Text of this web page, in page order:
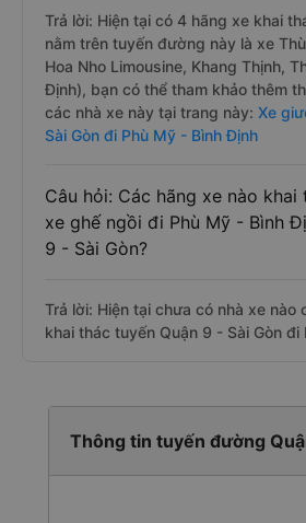
Trả lời: Hiện tại có 4 hãng xe khai
nằm trên tuyến đường này là xe
Hoa Nho Limousine, Khang Thịnh,
Định), bạn có thể tham khảo thêm
các nhà xe này tại trang này: Xe
Sài Gòn đi Phù Mỹ - Bình Định
Câu hỏi: Các hãng xe nào khai
xe ghế ngồi đi Phù Mỹ - Bình
9 - Sài Gòn?
Trả lời: Hiện tại chưa có nhà xe nào
khai thác tuyến Quận 9 - Sài Gòn
Thông tin tuyến đường